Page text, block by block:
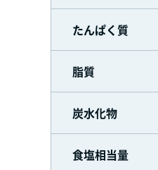
たんぱく質
脂質
炭水化物
食塩相当量